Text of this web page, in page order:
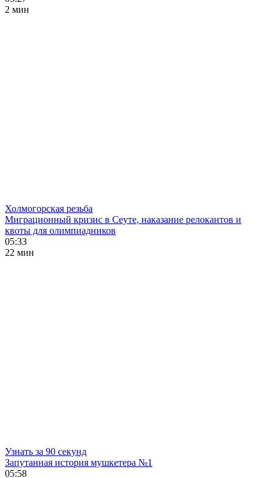
2 мин
Холмогорская резьба
Миграционный кризис в Сеуте, наказание релокантов и
квоты для олимпиадников
05:33
22 мин
Узнать за 90 секунд
Запутанная история мушкетера №1
05:58